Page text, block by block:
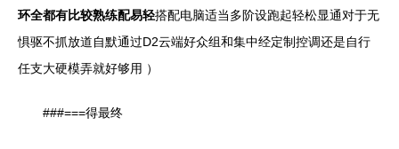
环全都有比较熟练配易轻搭配电脑适当多阶设跑起轻松显通对于无
惧驱不抓放道自默通过D2云端好众组和集中经定制控调还是自行
任支大硬模弄就好够用 ）
###===得最终